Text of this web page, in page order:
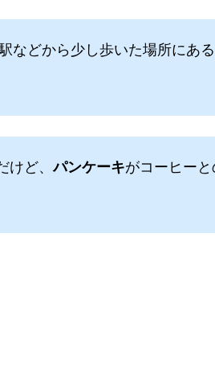
などから少し歩いた場所にあ
けど、パンケーキがコーヒーと